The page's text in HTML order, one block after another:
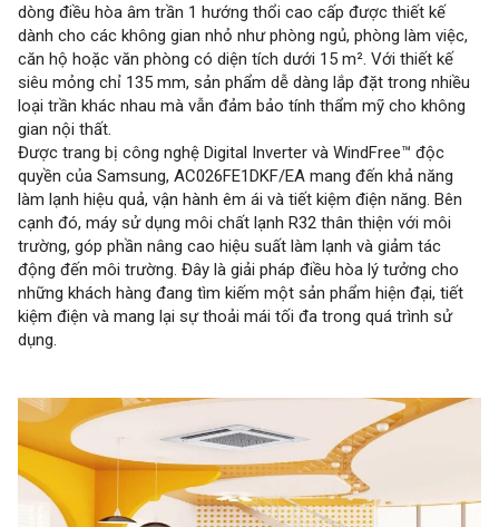
dòng điều hòa âm trần 1 hướng thổi cao cấp được thiết kế
dành cho các không gian nhỏ như phòng ngủ, phòng làm việc,
căn hộ hoặc văn phòng có diện tích dưới 15 m². Với thiết kế
siêu mỏng chỉ 135 mm, sản phẩm dễ dàng lắp đặt trong nhiều
loại trần khác nhau mà vẫn đảm bảo tính thẩm mỹ cho không
gian nội thất.
Được trang bị công nghệ Digital Inverter và WindFree™ độc
quyền của Samsung, AC026FE1DKF/EA mang đến khả năng
làm lạnh hiệu quả, vận hành êm ái và tiết kiệm điện năng. Bên
cạnh đó, máy sử dụng môi chất lạnh R32 thân thiện với môi
trường, góp phần nâng cao hiệu suất làm lạnh và giảm tác
động đến môi trường. Đây là giải pháp điều hòa lý tưởng cho
những khách hàng đang tìm kiếm một sản phẩm hiện đại, tiết
kiệm điện và mang lại sự thoải mái tối đa trong quá trình sử
dụng.